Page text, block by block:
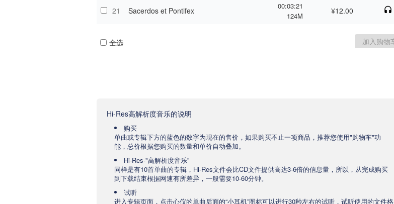
21 Sacerdos et Pontifex
00:03:21
124M
¥12.00
全选
Hi-Res高解析度音乐的说明
购买
单曲或专辑下方的蓝色的数字为现在的售价，如果购买不止一项商品，推荐您使用"购物车"功
能，总价根据您购买的数量和单价自动叠加。
Hi-Res-"高解析度音乐"
同样是有10首单曲的专辑，Hi-Res文件会比CD文件提供高达3-6倍的信息量，所以，从完成购买
到下载结束根据网速有所差异，一般需要10-60分钟。
试听
进入专辑页面，点击心仪的单曲后面的“小耳机”图标可以进行30秒左右的试听，试听使用的文件格